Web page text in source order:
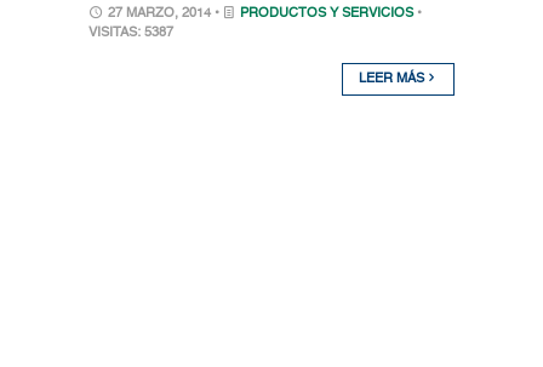
27 MARZO, 2014 • PRODUCTOS Y SERVICIOS •
VISITAS: 5387
LEER MÁS